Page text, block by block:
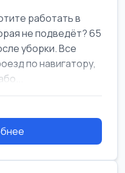
работать в
не подведёт? 65
уборки. Все
по навигатору,